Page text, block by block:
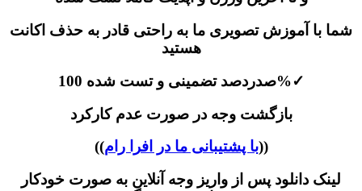
شما با آموزش تصویری ما به راحتی قادر به حذف اکانت
هستید
صدردصد تضمینی و تست شده 100%✓
بازگشت وجه در صورت عدم کارکرد
((با پشتیبانی ما در افرا رام))
لینک دانلود پس از واریز وجه آنلاین به صورت خودکار